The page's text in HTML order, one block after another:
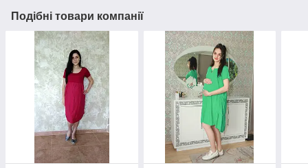
Подібні товари компанії